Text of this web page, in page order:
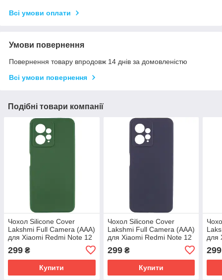
Всі умови оплати
Умови повернення
Повернення товару впродовж 14 днів за домовленістю
Всі умови повернення
Подібні товари компанії
Чохол Silicone Cover
Lakshmi Full Camera (AAA)
для Xiaomi Redmi Note 12
4G | Мікрофібра Зелений /
Cyprus Green
299 ₴
Купити
Чохол Silicone Cover
Lakshmi Full Camera (AAA)
для Xiaomi Redmi Note 12
4G | Мікрофібра Темно-
синій / Midnight blue
299₴
Купити
для
299